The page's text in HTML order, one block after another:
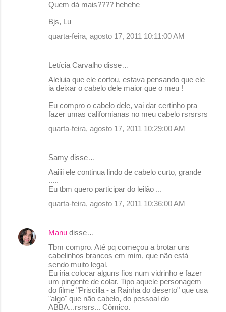
Quem dá mais???? hehehe
Bjs, Lu
quarta-feira, agosto 17, 2011 10:11:00 AM
Letícia Carvalho disse…
Aleluia que ele cortou, estava pensando que ele
ia deixar o cabelo dele maior que o meu !
Eu compro o cabelo dele, vai dar certinho pra
fazer umas californianas no meu cabelo rsrsrsrs
quarta-feira, agosto 17, 2011 10:29:00 AM
Samy disse…
Aaiiii ele continua lindo de cabelo curto, grande
.....
Eu tbm quero participar do leilão ...
quarta-feira, agosto 17, 2011 10:36:00 AM
Manu disse…
Tbm compro. Até pq começou a brotar uns
cabelinhos brancos em mim, que não está
sendo muito legal.
Eu iria colocar alguns fios num vidrinho e fazer
um pingente de colar. Tipo aquele personagem
do filme "Priscilla - a Rainha do deserto" que usa
"algo" que não cabelo, do pessoal do
ABBA...rsrsrs... Cômico.